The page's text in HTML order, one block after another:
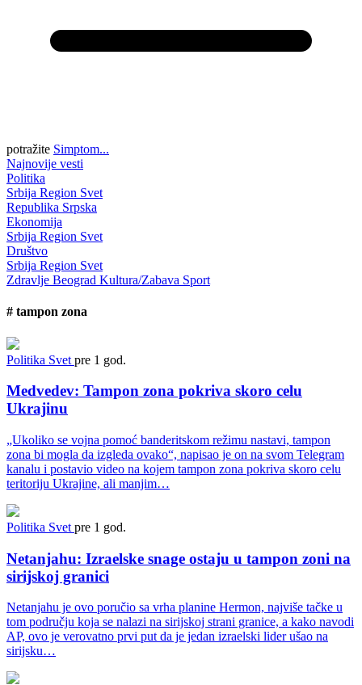
potražite Simptom...
Najnovije vesti
Politika
Srbija Region Svet
Republika Srpska
Ekonomija
Srbija Region Svet
Društvo
Srbija Region Svet
Zdravlje Beograd Kultura/Zabava Sport
# tampon zona
Politika Svet pre 1 god.
Medvedev: Tampon zona pokriva skoro celu
Ukrajinu
„Ukoliko se vojna pomoć banderitskom režimu nastavi, tampon
zona bi mogla da izgleda ovako“, napisao je on na svom Telegram
kanalu i postavio video na kojem tampon zona pokriva skoro celu
teritoriju Ukrajine, ali manjim…
Politika Svet pre 1 god.
Netanjahu: Izraelske snage ostaju u tampon zoni na
sirijskoj granici
Netanjahu je ovo poručio sa vrha planine Hermon, najviše tačke u
tom području koja se nalazi na sirijskoj strani granice, a kako navodi
AP, ovo je verovatno prvi put da je jedan izraelski lider ušao na
sirijsku…